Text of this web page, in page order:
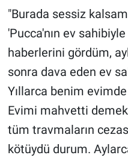
"Burada sessiz
'Pucca'nın ev
haberlerini gördüm,
sonra dava eden ev
Yıllarca benim
Evimi mahvetti demek
tüm travmaların
kötüydü durum.